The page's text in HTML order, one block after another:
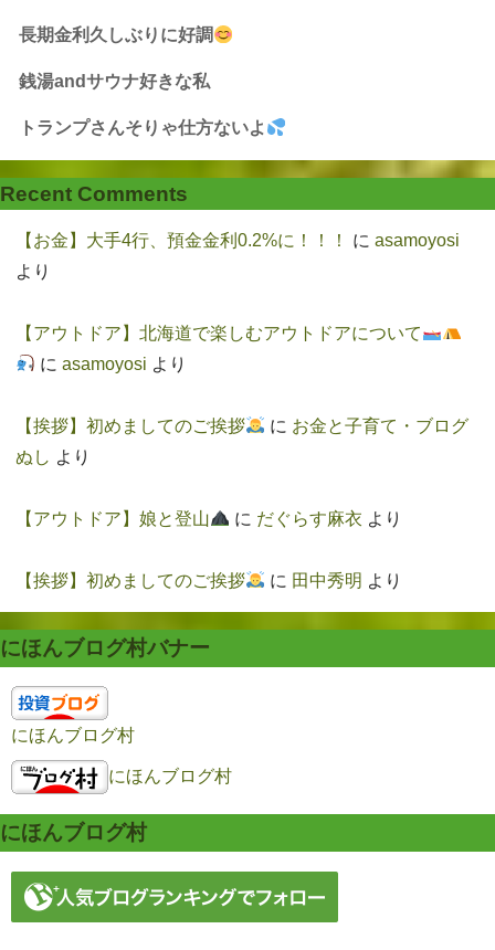
長期金利久しぶりに好調
銭湯andサウナ好きな私
トランプさんそりゃ仕方ないよ
Recent Comments
【お金】大手4行、預金金利0.2%に！！！ に asamoyosi
より
【アウトドア】北海道で楽しむアウトドアについて
に asamoyosi より
【挨拶】初めましてのご挨拶 に お金と子育て・ブログ
ぬし より
【アウトドア】娘と登山 に だぐらす麻衣 より
【挨拶】初めましてのご挨拶 に 田中秀明 より
にほんブログ村バナー
にほんブログ村
にほんブログ村
にほんブログ村